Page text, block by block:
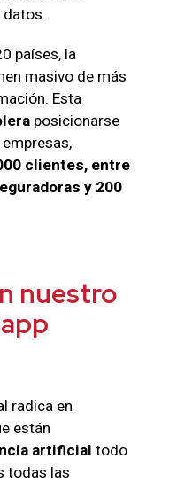
datos.
países, la
masivo de más
Esta
posicionarse
clientes, entre
y 200
nuestro
radica en
están
artificial todo
todas las